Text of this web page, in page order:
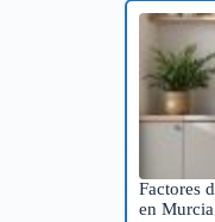
Factores
en Murcia